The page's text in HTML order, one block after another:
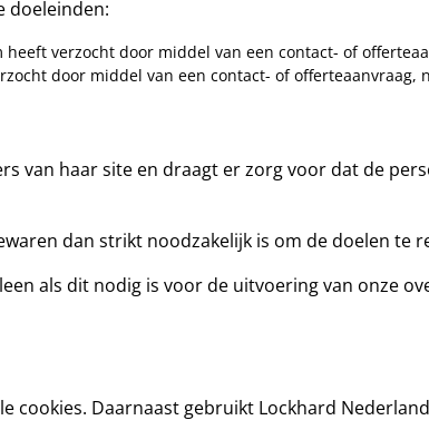
doeleinden:
verzocht door middel van een contact- of
door middel van een contact- of
van haar site en draagt er zorg voor dat de
dan strikt noodzakelijk is om de doelen te
als dit nodig is voor de uitvoering van onze
cookies. Daarnaast gebruikt Lockhard